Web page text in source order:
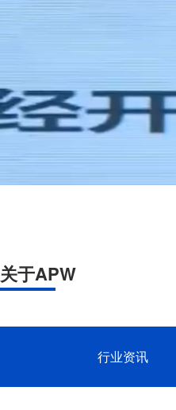
关于APW
行业资讯